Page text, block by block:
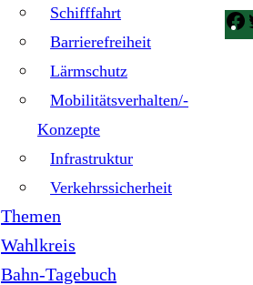
Schifffahrt
Barrierefreiheit
Lärmschutz
Mobilitätsverhalten/-
Konzepte
Infrastruktur
Verkehrssicherheit
Themen
Wahlkreis
Bahn-Tagebuch